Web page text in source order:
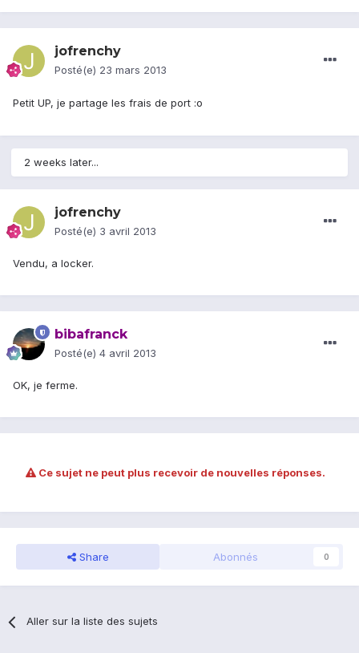
jofrenchy
Posté(e) 23 mars 2013
Petit UP, je partage les frais de port :o
2 weeks later...
jofrenchy
Posté(e) 3 avril 2013
Vendu, a locker.
bibafranck
Posté(e) 4 avril 2013
OK, je ferme.
Ce sujet ne peut plus recevoir de nouvelles réponses.
Share Abonnés 0
Aller sur la liste des sujets